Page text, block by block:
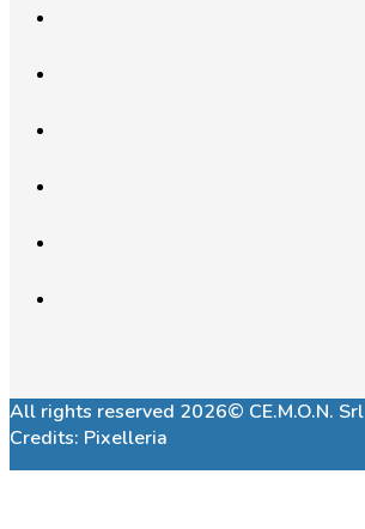
All rights reserved 2026© CE.M.O.N. Srl
Credits: Pixelleria